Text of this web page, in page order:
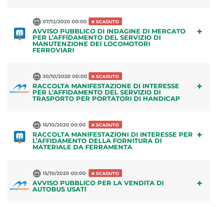
07/12/2020 00:00 SCADUTO
AVVISO PUBBLICO DI INDAGINE DI MERCATO
PER L’AFFIDAMENTO DEL SERVIZIO DI
MANUTENZIONE DEI LOCOMOTORI
FERROVIARI
+
30/10/2020 00:00 SCADUTO
RACCOLTA MANIFESTAZIONE DI INTERESSE
PER L’AFFIDAMENTO DEL SERVIZIO DI
TRASPORTO PER PORTATORI DI HANDICAP
+
16/10/2020 00:00 SCADUTO
RACCOLTA MANIFESTAZIONI DI INTERESSE PER
L’AFFIDAMENTO DELLA FORNITURA DI
MATERIALE DA FERRAMENTA
+
15/10/2020 00:00 SCADUTO
AVVISO PUBBLICO PER LA VENDITA DI
AUTOBUS USATI
+